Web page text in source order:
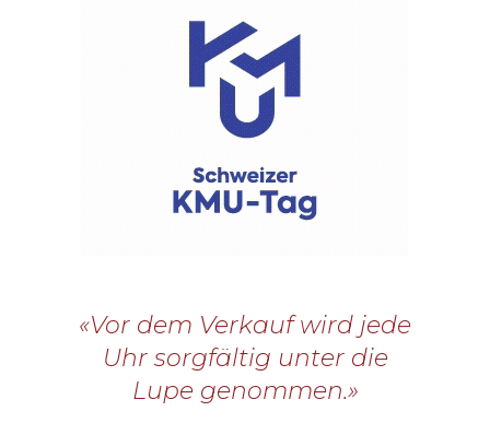
«Vor dem Verkauf wird jede
Uhr sorgfältig unter die
Lupe genommen.»